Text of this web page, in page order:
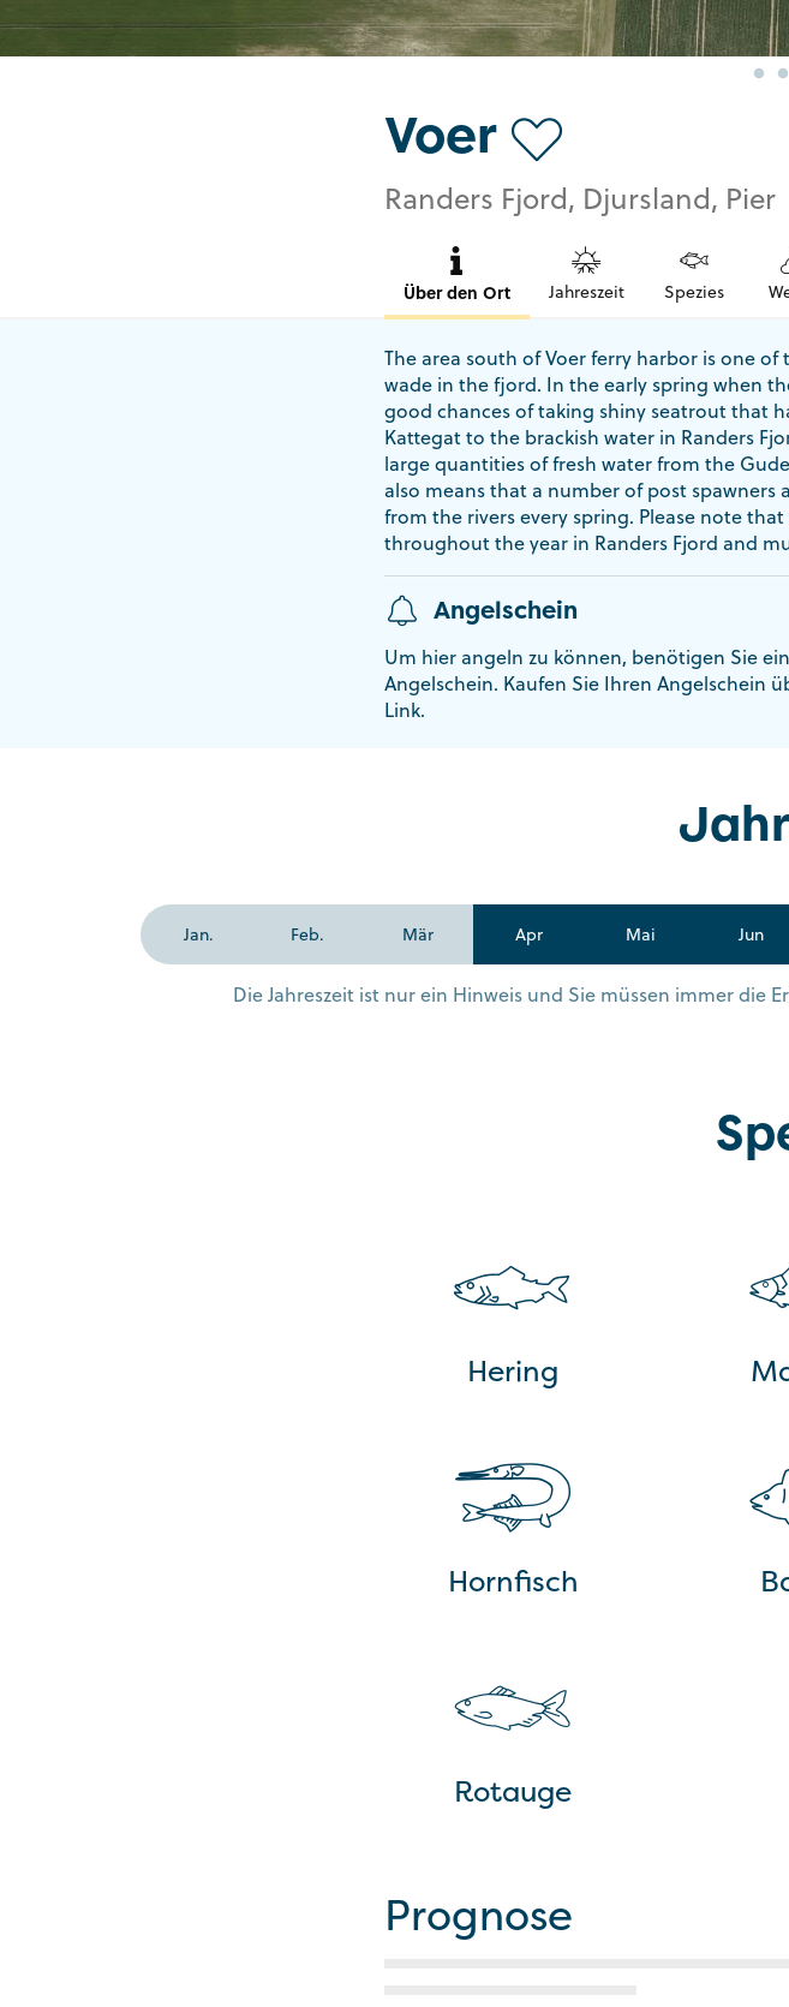
Voer
Randers Fjord, Djursland, Pier
Über den Ort Jahreszeit Spezies
The area south of Voer ferry harbor is one
wade in the fjord. In the early spring when
good chances of taking shiny seatrout that
Kattegat to the brackish water in Randers
large quantities of fresh water from the
also means that a number of post spawners
from the rivers every spring. Please note
throughout the year in Randers Fjord and
Angelschein
Um hier angeln zu können, benötigen Sie
Angelschein. Kaufen Sie Ihren Angelschein
Link.
Jan. Feb. Mär Apr Mai Jun
Die Jahreszeit ist nur ein Hinweis und Sie müssen immer die
Hering
Hornfisch
Rotauge
Prognose